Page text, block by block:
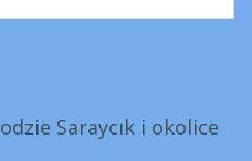
Saraycık i okolice